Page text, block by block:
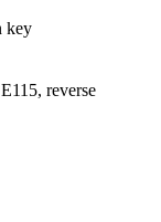
key
reverse